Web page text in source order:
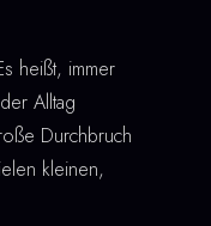
heißt, immer
Alltag
Durchbruch
kleinen,